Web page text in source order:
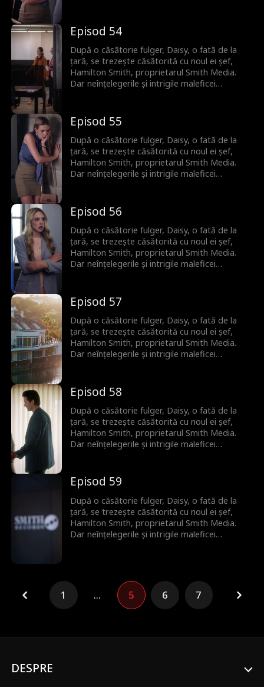
dragostea adevărată.
Episod 54
După o căsătorie fulger, Daisy, o fată de la
țară, se trezește căsătorită cu noul ei șef,
Hamilton Smith, proprietarul Smith Media.
Dar neînțelegerile și intrigile maleficei
dragostea adevărată.
Episod 55
După o căsătorie fulger, Daisy, o fată de la
țară, se trezește căsătorită cu noul ei șef,
Hamilton Smith, proprietarul Smith Media.
Dar neînțelegerile și intrigile maleficei
dragostea adevărată.
Episod 56
După o căsătorie fulger, Daisy, o fată de la
țară, se trezește căsătorită cu noul ei șef,
Hamilton Smith, proprietarul Smith Media.
Dar neînțelegerile și intrigile maleficei
dragostea adevărată.
Episod 57
După o căsătorie fulger, Daisy, o fată de la
țară, se trezește căsătorită cu noul ei șef,
Hamilton Smith, proprietarul Smith Media.
Dar neînțelegerile și intrigile maleficei
dragostea adevărată.
Episod 58
După o căsătorie fulger, Daisy, o fată de la
țară, se trezește căsătorită cu noul ei șef,
Hamilton Smith, proprietarul Smith Media.
Dar neînțelegerile și intrigile maleficei
dragostea adevărată.
Episod 59
După o căsătorie fulger, Daisy, o fată de la
țară, se trezește căsătorită cu noul ei șef,
Hamilton Smith, proprietarul Smith Media.
Dar neînțelegerile și intrigile maleficei
1 ... 5 6 7
DESPRE